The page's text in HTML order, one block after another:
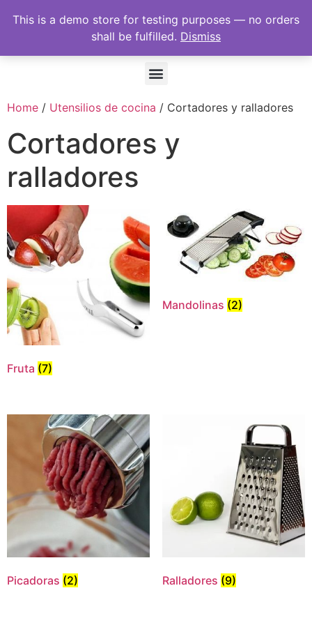
Home / Utensilios de cocina / Cortadores y ralladores
Cortadores y
ralladores
Fruta (7)
Mandolinas (2)
Picadoras (2) Ralladores (9)
This is a demo store for testing purposes — no orders
shall be fulfilled. Dismiss